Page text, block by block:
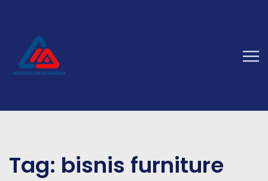
Tag: bisnis furniture